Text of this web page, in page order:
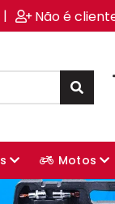
| Não é
Motos